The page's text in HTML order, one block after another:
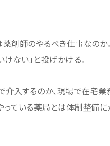
剤師のやるべき仕事なの
ない」と投げかける。
入するのか、現場で在宅
ている薬局とは体制整備に